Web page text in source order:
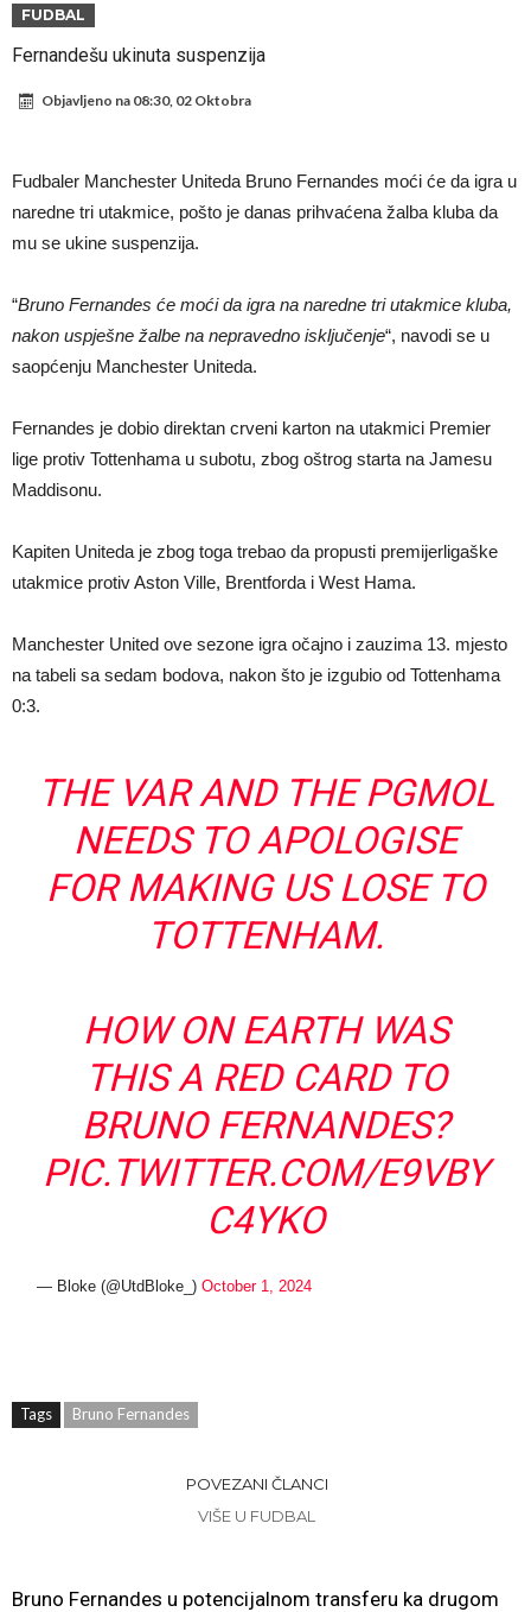
Mudrik se vratio na teren nakon više od 600 dana. Odmah ide na
posudbu?
Real Madrid odlučio: Endrick ide u Premier ligu!
FUDBAL
Fernandešu ukinuta suspenzija
Objavljeno na 08:30, 02 Oktobra
Fudbaler Manchester Uniteda Bruno Fernandes moći će da igra u
naredne tri utakmice, pošto je danas prihvaćena žalba kluba da
mu se ukine suspenzija.
“Bruno Fernandes će moći da igra na naredne tri utakmice kluba,
nakon uspješne žalbe na nepravedno isključenje“, navodi se u
saopćenju Manchester Uniteda.
Fernandes je dobio direktan crveni karton na utakmici Premier
lige protiv Tottenhama u subotu, zbog oštrog starta na Jamesu
Maddisonu.
Kapiten Uniteda je zbog toga trebao da propusti premijerligaške
utakmice protiv Aston Ville, Brentforda i West Hama.
Manchester United ove sezone igra očajno i zauzima 13. mjesto
na tabeli sa sedam bodova, nakon što je izgubio od Tottenhama
0:3.
THE VAR AND THE PGMOL
NEEDS TO APOLOGISE
FOR MAKING US LOSE TO
TOTTENHAM.
HOW ON EARTH WAS
THIS A RED CARD TO
BRUNO FERNANDES?
PIC.TWITTER.COM/E9VBY
C4YKO
— Bloke (@UtdBloke_)October 1, 2024
Tags Bruno Fernandes
POVEZANI ČLANCI
VIŠE U FUDBAL
Bruno Fernandes u potencijalnom transferu ka drugom